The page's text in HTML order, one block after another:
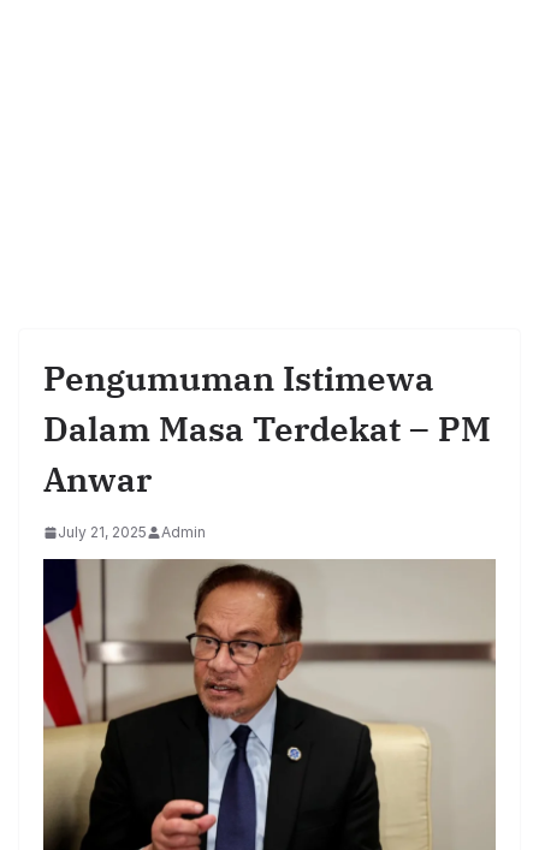
Pengumuman Istimewa
Dalam Masa Terdekat – PM
Anwar
July 21, 2025 Admin